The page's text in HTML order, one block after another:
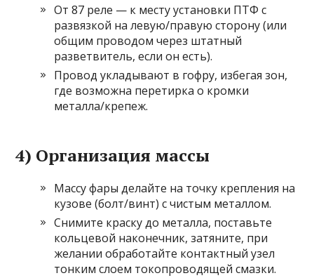
От 87 реле — к месту установки ПТФ с
развязкой на левую/правую сторону (или
общим проводом через штатный
разветвитель, если он есть).
Провод укладывают в гофру, избегая зон,
где возможна перетирка о кромки
металла/крепеж.
4) Организация массы
Массу фары делайте на точку крепления на
кузове (болт/винт) с чистым металлом.
Снимите краску до металла, поставьте
кольцевой наконечник, затяните, при
желании обработайте контактный узел
тонким слоем токопроводящей смазки.